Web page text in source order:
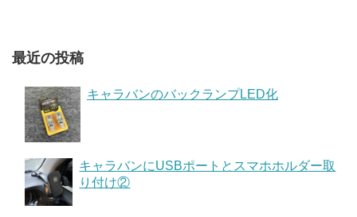
最近の投稿
キャラバンのバックランプLED化
キャラバンにUSBポートとスマホホルダー取
り付け②